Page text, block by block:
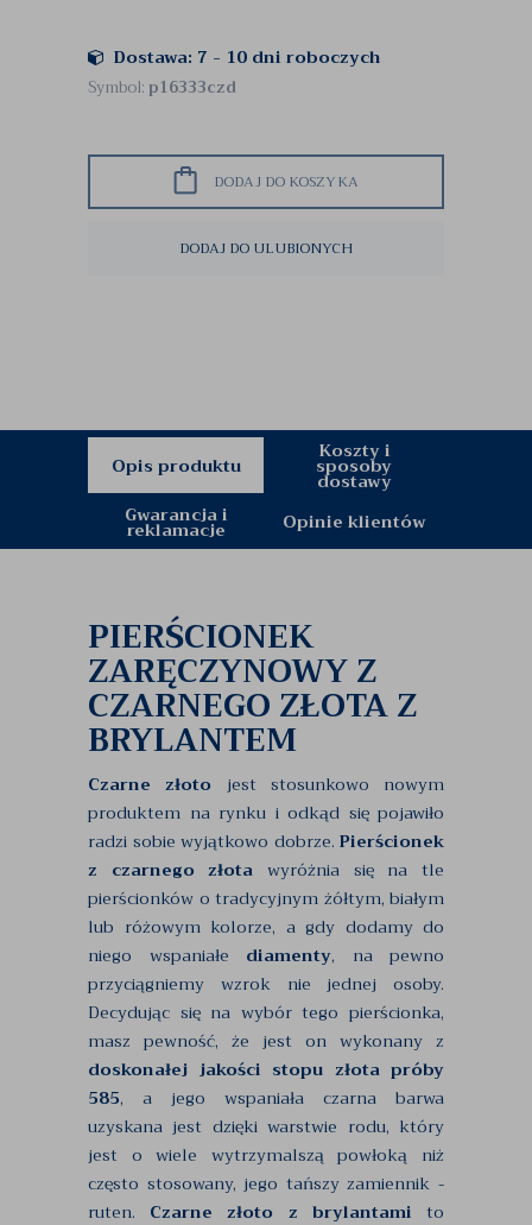
Dostawa: 7 - 10 dni roboczych
Symbol:p16333czd
DODAJ DO KOSZYKA
DODAJ DO ULUBIONYCH
Opis produktu
Koszty i
sposoby
dostawy
Gwarancja i
reklamacje Opinie klientów
PIERŚCIONEK
ZARĘCZYNOWY Z
CZARNEGO ZŁOTA Z
BRYLANTEM
Czarne złoto jest stosunkowo nowym
produktem na rynku i odkąd się pojawiło
radzi sobie wyjątkowo dobrze. Pierścionek
z czarnego złota wyróżnia się na tle
pierścionków o tradycyjnym żółtym, białym
lub różowym kolorze, a gdy dodamy do
niego wspaniałe diamenty, na pewno
przyciągniemy wzrok nie jednej osoby.
Decydując się na wybór tego pierścionka,
masz pewność, że jest on wykonany z
doskonałej jakości stopu złota próby
585, a jego wspaniała czarna barwa
uzyskana jest dzięki warstwie rodu, który
jest o wiele wytrzymalszą powłoką niż
często stosowany, jego tańszy zamiennik -
ruten. Czarne złoto z brylantamito